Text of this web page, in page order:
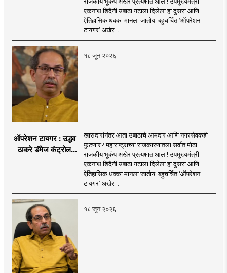
एकनाथ शिंदेंनी उबाठा गटाला दिलेला हा दुसरा आणि
ऐतिहासिक धक्का मानला जातोय. बहुचर्चित ‘ऑपरेशन
टायगर’ अखेर ..
१८ जून २०२६
ऑपरेशन टायगर : उद्धव
ठाकरे डॅमेज कंट्रोल
शिंदेंकडे जाण्याच्या चर्चा
सुरू
खासदारांनंतर आता उबाठाचे आमदार आणि नगरसेवकही
फुटणार? महाराष्ट्राच्या राजकारणातला सर्वात मोठा
राजकीय भूकंप अखेर प्रत्यक्षात आला! उपमुख्यमंत्री
एकनाथ शिंदेंनी उबाठा गटाला दिलेला हा दुसरा आणि
ऐतिहासिक धक्का मानला जातोय. बहुचर्चित ‘ऑपरेशन
टायगर’ अखेर ..
१८ जून २०२६